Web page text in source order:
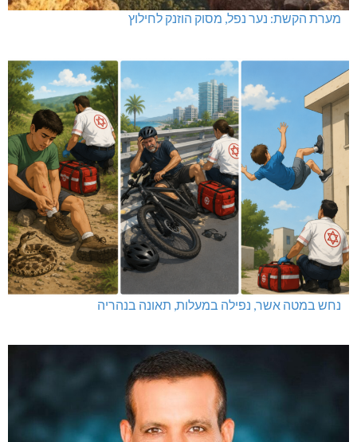
מערת הקשת: נער נפל, מסוק הוזנק לחילוץ
נחש במטה אשר, נפילה במעלות, תאונה בנהריה